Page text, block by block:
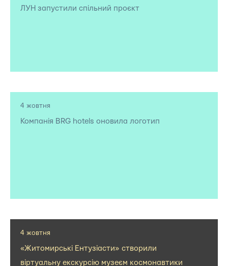
ЛУН запустили спільний проєкт
4 жовтня
Компанія BRG hotels оновила логотип
4 жовтня
«Житомирські Ентузіасти» створили
віртуальну екскурсію музеєм космонавтики